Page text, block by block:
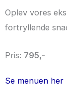
Oplev vores
fortryllende
Pris: 795,-
Se menuen her